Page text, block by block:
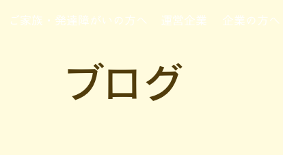
ご家族・発達障がいの方へ 運営企業 企業の方へ
ブログ